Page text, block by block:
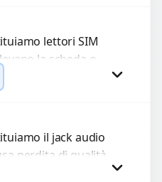
lettori SIM
la scheda o
Utilizziamo
il jack audio
perdita di qualità
di collegare cuffie